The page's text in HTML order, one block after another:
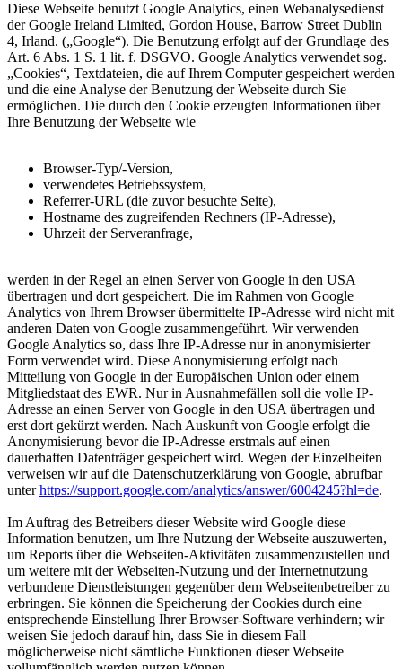
Diese Webseite benutzt Google Analytics, einen Webanalysedienst
der Google Ireland Limited, Gordon House, Barrow Street Dublin
4, Irland. („Google“). Die Benutzung erfolgt auf der Grundlage des
Art. 6 Abs. 1 S. 1 lit. f. DSGVO. Google Analytics verwendet sog.
„Cookies“, Textdateien, die auf Ihrem Computer gespeichert werden
und die eine Analyse der Benutzung der Webseite durch Sie
ermöglichen. Die durch den Cookie erzeugten Informationen über
Ihre Benutzung der Webseite wie
Browser-Typ/-Version,
verwendetes Betriebssystem,
Referrer-URL (die zuvor besuchte Seite),
Hostname des zugreifenden Rechners (IP-Adresse),
Uhrzeit der Serveranfrage,
werden in der Regel an einen Server von Google in den USA
übertragen und dort gespeichert. Die im Rahmen von Google
Analytics von Ihrem Browser übermittelte IP-Adresse wird nicht mit
anderen Daten von Google zusammengeführt. Wir verwenden
Google Analytics so, dass Ihre IP-Adresse nur in anonymisierter
Form verwendet wird. Diese Anonymisierung erfolgt nach
Mitteilung von Google in der Europäischen Union oder einem
Mitgliedstaat des EWR. Nur in Ausnahmefällen soll die volle IP-
Adresse an einen Server von Google in den USA übertragen und
erst dort gekürzt werden. Nach Auskunft von Google erfolgt die
Anonymisierung bevor die IP-Adresse erstmals auf einen
dauerhaften Datenträger gespeichert wird. Wegen der Einzelheiten
verweisen wir auf die Datenschutzerklärung von Google, abrufbar
unterhttps://support.google.com/analytics/answer/6004245?hl=de.
Im Auftrag des Betreibers dieser Website wird Google diese
Information benutzen, um Ihre Nutzung der Webseite auszuwerten,
um Reports über die Webseiten-Aktivitäten zusammenzustellen und
um weitere mit der Webseiten-Nutzung und der Internetnutzung
verbundene Dienstleistungen gegenüber dem Webseitenbetreiber zu
erbringen. Sie können die Speicherung der Cookies durch eine
entsprechende Einstellung Ihrer Browser-Software verhindern; wir
weisen Sie jedoch darauf hin, dass Sie in diesem Fall
möglicherweise nicht sämtliche Funktionen dieser Webseite